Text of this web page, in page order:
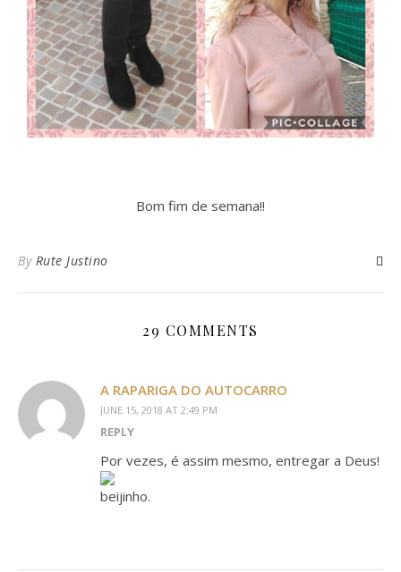
Bom fim de semana!!
By Rute Justino
29 COMMENTS
A RAPARIGA DO AUTOCARRO
JUNE 15, 2018 AT 2:49 PM
REPLY
Por vezes, é assim mesmo, entregar a Deus!
beijinho.